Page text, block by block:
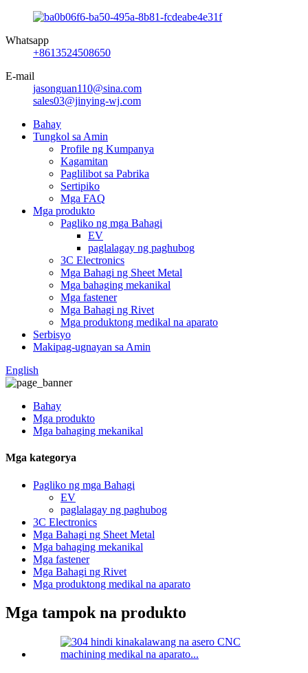
Whatsapp
+8613524508650
E-mail
jasonguan110@sina.com
sales03@jinying-wj.com
Bahay
Tungkol sa Amin
Profile ng Kumpanya
Kagamitan
Paglilibot sa Pabrika
Sertipiko
Mga FAQ
Mga produkto
Pagliko ng mga Bahagi
EV
paglalagay ng paghubog
3C Electronics
Mga Bahagi ng Sheet Metal
Mga bahaging mekanikal
Mga fastener
Mga Bahagi ng Rivet
Mga produktong medikal na aparato
Serbisyo
Makipag-ugnayan sa Amin
English
Bahay
Mga produkto
Mga bahaging mekanikal
Mga kategorya
Pagliko ng mga Bahagi
EV
paglalagay ng paghubog
3C Electronics
Mga Bahagi ng Sheet Metal
Mga bahaging mekanikal
Mga fastener
Mga Bahagi ng Rivet
Mga produktong medikal na aparato
Mga tampok na produkto